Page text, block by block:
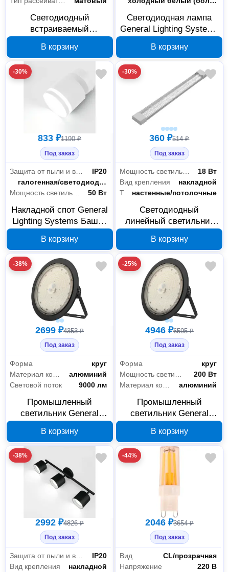
Светодиодный
встраиваемый
Lighting Systems 412169
круглый 14 Вт D168
В корзину
Светодиодная лампа
General Lighting Systems
661545
В корзину
-30%
833 ₽1190 ₽
Под заказ
Защита от пыли и влаги
IP20
Тип лампы
галогенная/светодиодная
50 Вт
Накладной спот General
Lighting Systems Башня
661802
В корзину
-30%
360 ₽514 ₽
Под заказ
Мощность светильника
18 Вт
Вид крепления
накладной
Тип
настенные/потолочные
Светодиодный
линейный светильник
GSPO-LB1-18-600-IP40-
6-PR 420219
В корзину
-38%
2699 ₽4353 ₽
Под заказ
Форма
круг
алюминий
Световой поток
9000 лм
Промышленный
светильник General
U1-100BT-IP65-6 420014
В корзину
-25%
4946 ₽6595 ₽
Под заказ
Форма
круг
200 Вт
Материал корпуса
алюминий
Промышленный
светильник General
U1-200BT-IP65-6 420016
В корзину
-38%
2992 ₽4826 ₽
Под заказ
IP20
Вид крепления
накладной
-44%
2046 ₽3654 ₽
Под заказ
Вид
CL/прозрачная
Напряжение
220 В